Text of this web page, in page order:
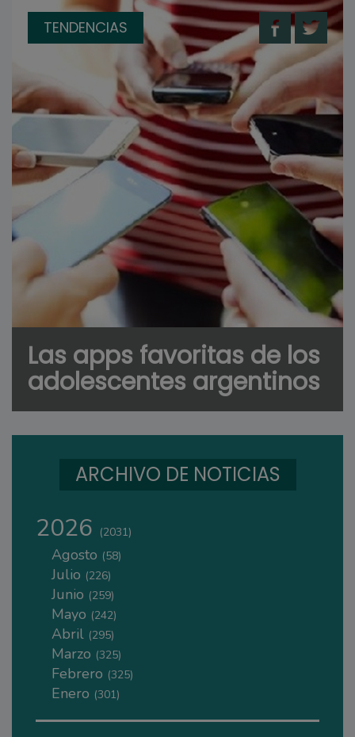
TENDENCIAS
Las apps favoritas de los
adolescentes argentinos
ARCHIVO DE NOTICIAS
2026 (2031)
Agosto (58)
Julio (226)
Junio (259)
Mayo (242)
Abril (295)
Marzo (325)
Febrero (325)
Enero (301)